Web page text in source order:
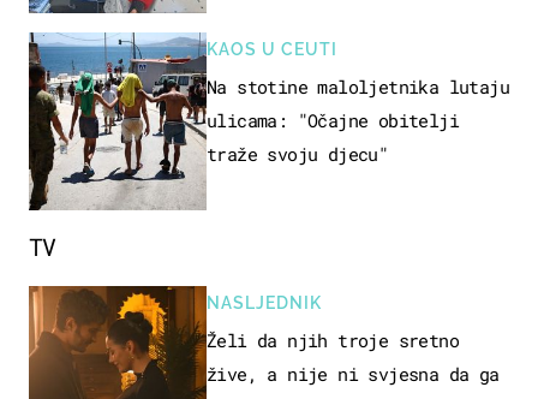
KAOS U CEUTI
Na stotine maloljetnika lutaju
ulicama: "Očajne obitelji
traže svoju djecu"
TV
NASLJEDNIK
Želi da njih troje sretno
žive, a nije ni svjesna da ga